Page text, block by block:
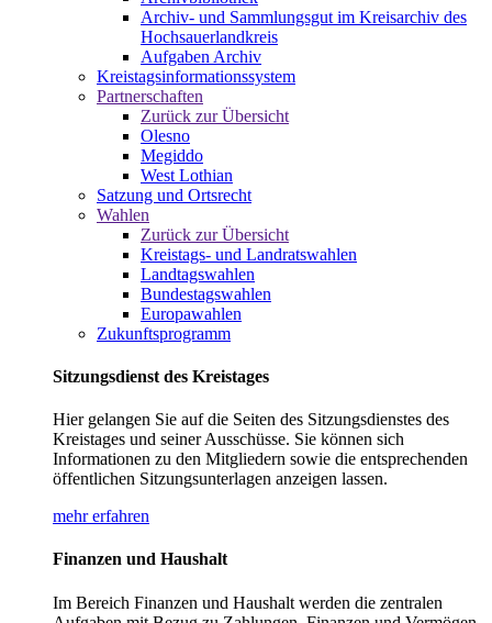
Archiv- und Sammlungsgut im Kreisarchiv des
Hochsauerlandkreis
Aufgaben Archiv
Kreistagsinformationssystem
Partnerschaften
Zurück zur Übersicht
Olesno
Megiddo
West Lothian
Satzung und Ortsrecht
Wahlen
Zurück zur Übersicht
Kreistags- und Landratswahlen
Landtagswahlen
Bundestagswahlen
Europawahlen
Zukunftsprogramm
Sitzungsdienst des Kreistages
Hier gelangen Sie auf die Seiten des Sitzungsdienstes des
Kreistages und seiner Ausschüsse. Sie können sich
Informationen zu den Mitgliedern sowie die entsprechenden
öffentlichen Sitzungsunterlagen anzeigen lassen.
mehr erfahren
Finanzen und Haushalt
Im Bereich Finanzen und Haushalt werden die zentralen